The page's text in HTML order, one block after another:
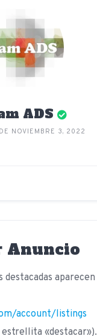
ADS
NOVIEMBRE 3, 2022
Anuncio
destacadas aparecen
account/listings
«destacar»).